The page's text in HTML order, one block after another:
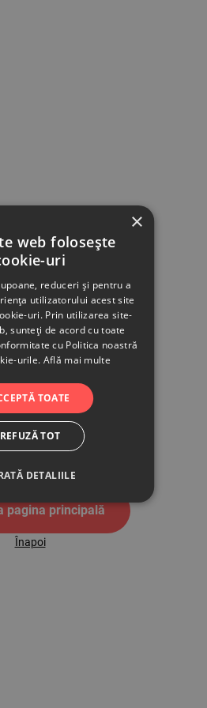
pagina principală
Înapoi
×
web folosește
uri
reduceri și pentru a
utilizatorului acest site
uri. Prin utilizarea site-
sunteți de acord cu toate
cu Politica noastră
urile. Află mai multe
TOATE
REFUZĂ TOT
DETALIILE